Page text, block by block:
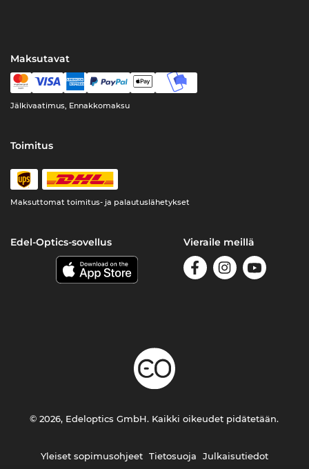
Maksutavat
Jälkivaatimus, Ennakkomaksu
Toimitus
Maksuttomat toimitus- ja palautuslähetykset
Edel-Optics-sovellus Vieraile meillä
Yleiset sopimusohjeet Tietosuoja Julkaisutiedot
© 2026, Edeloptics GmbH. Kaikki oikeudet pidätetään.